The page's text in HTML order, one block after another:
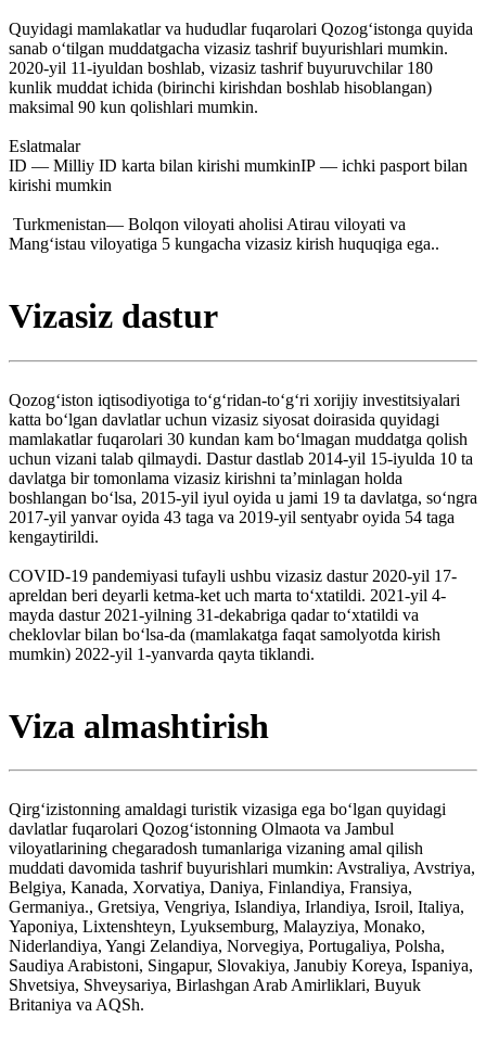
Quyidagi mamlakatlar va hududlar fuqarolari Qozogʻistonga quyida
sanab oʻtilgan muddatgacha vizasiz tashrif buyurishlari mumkin.
2020-yil 11-iyuldan boshlab, vizasiz tashrif buyuruvchilar 180
kunlik muddat ichida (birinchi kirishdan boshlab hisoblangan)
maksimal 90 kun qolishlari mumkin.
Eslatmalar
ID — Milliy ID karta bilan kirishi mumkinIP — ichki pasport bilan
kirishi mumkin
Turkmenistan— Bolqon viloyati aholisi Atirau viloyati va
Mangʻistau viloyatiga 5 kungacha vizasiz kirish huquqiga ega..
Vizasiz dastur
Qozogʻiston iqtisodiyotiga toʻgʻridan-toʻgʻri xorijiy investitsiyalari
katta boʻlgan davlatlar uchun vizasiz siyosat doirasida quyidagi
mamlakatlar fuqarolari 30 kundan kam boʻlmagan muddatga qolish
uchun vizani talab qilmaydi. Dastur dastlab 2014-yil 15-iyulda 10 ta
davlatga bir tomonlama vizasiz kirishni taʼminlagan holda
boshlangan boʻlsa, 2015-yil iyul oyida u jami 19 ta davlatga, soʻngra
2017-yil yanvar oyida 43 taga va 2019-yil sentyabr oyida 54 taga
kengaytirildi.
COVID-19 pandemiyasi tufayli ushbu vizasiz dastur 2020-yil 17-
apreldan beri deyarli ketma-ket uch marta toʻxtatildi. 2021-yil 4-
mayda dastur 2021-yilning 31-dekabriga qadar toʻxtatildi va
cheklovlar bilan boʻlsa-da (mamlakatga faqat samolyotda kirish
mumkin) 2022-yil 1-yanvarda qayta tiklandi.
Viza almashtirish
Qirgʻizistonning amaldagi turistik vizasiga ega boʻlgan quyidagi
davlatlar fuqarolari Qozogʻistonning Olmaota va Jambul
viloyatlarining chegaradosh tumanlariga vizaning amal qilish
muddati davomida tashrif buyurishlari mumkin: Avstraliya, Avstriya,
Belgiya, Kanada, Xorvatiya, Daniya, Finlandiya, Fransiya,
Germaniya., Gretsiya, Vengriya, Islandiya, Irlandiya, Isroil, Italiya,
Yaponiya, Lixtenshteyn, Lyuksemburg, Malayziya, Monako,
Niderlandiya, Yangi Zelandiya, Norvegiya, Portugaliya, Polsha,
Saudiya Arabistoni, Singapur, Slovakiya, Janubiy Koreya, Ispaniya,
Shvetsiya, Shveysariya, Birlashgan Arab Amirliklari, Buyuk
Britaniya va AQSh.